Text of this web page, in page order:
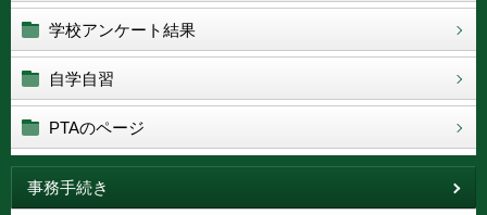
学校アンケート結果
自学自習
PTAのページ
事務手続き